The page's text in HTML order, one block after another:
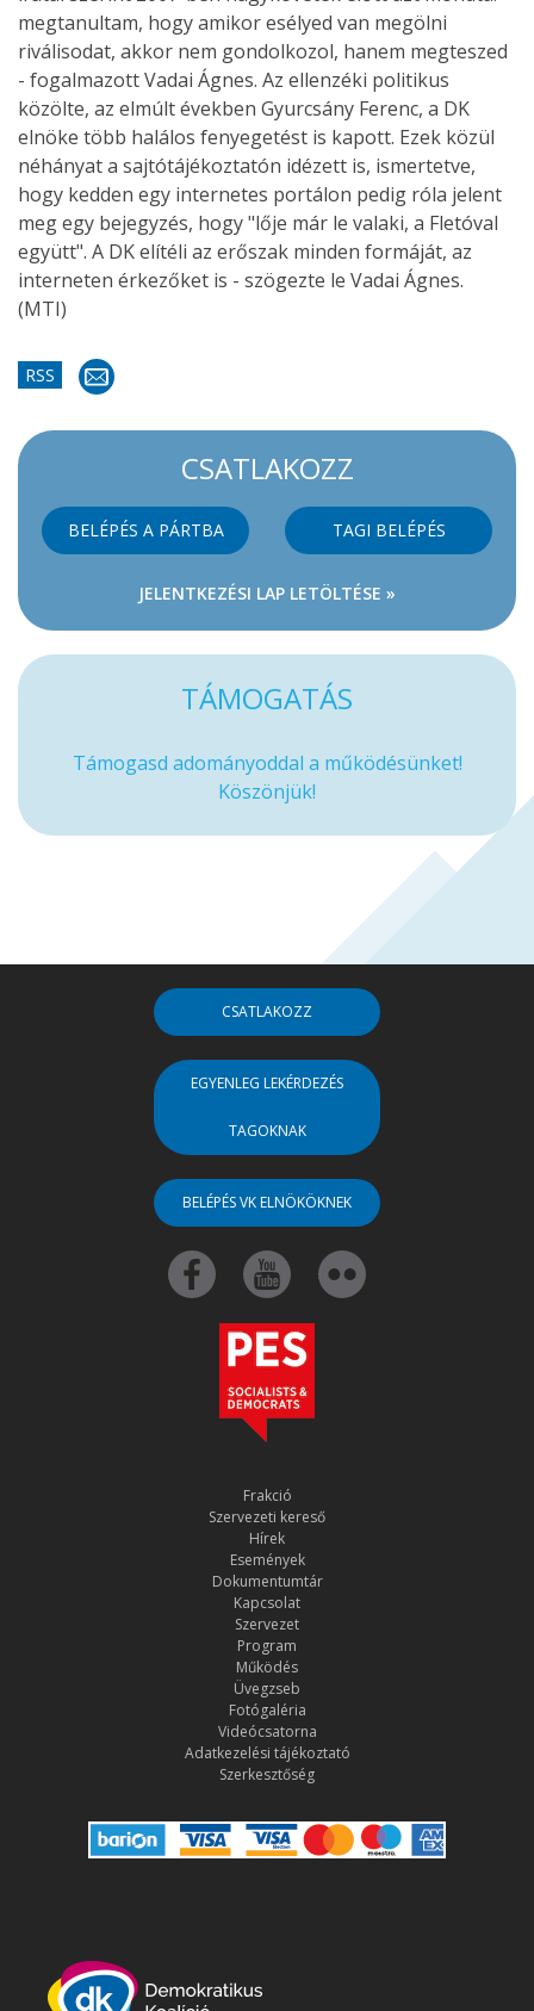
megtanultam, hogy amikor esélyed van megölni
riválisodat, akkor nem gondolkozol, hanem megteszed
- fogalmazott Vadai Ágnes. Az ellenzéki politikus
közölte, az elmúlt években Gyurcsány Ferenc, a DK
elnöke több halálos fenyegetést is kapott. Ezek közül
néhányat a sajtótájékoztatón idézett is, ismertetve,
hogy kedden egy internetes portálon pedig róla jelent
meg egy bejegyzés, hogy "lője már le valaki, a Fletóval
együtt". A DK elítéli az erőszak minden formáját, az
interneten érkezőket is - szögezte le Vadai Ágnes.
(MTI)
RSS
CSATLAKOZZ
BELÉPÉS A PÁRTBA TAGI BELÉPÉS
JELENTKEZÉSI LAP LETÖLTÉSE »
TÁMOGATÁS
Támogasd adományoddal a működésünket!
Köszönjük!
CSATLAKOZZ
EGYENLEG LEKÉRDEZÉS
TAGOKNAK
BELÉPÉS VK ELNÖKÖKNEK
Frakció
Szervezeti kereső
Hírek
Események
Dokumentumtár
Kapcsolat
Szervezet
Program
Működés
Üvegzseb
Fotógaléria
Videócsatorna
Adatkezelési tájékoztató
Szerkesztőség